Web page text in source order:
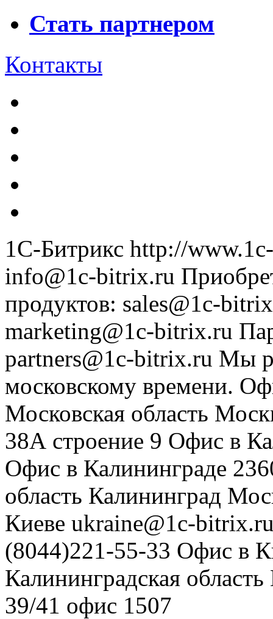
Стать партнером
Контакты
1С-Битрикс http://
info@1c-bitrix.ru
продуктов: sales@1c-
marketing@1c-bitrix.ru
partners@1c-bitrix.ru Мы
московскому времени.
Московская область
38А строение 9 Офис в
Офис в Калининграде
область Калининград
Киеве ukraine@1c-
(8044)221-55-33 Офис в
Калининградская область
39/41 офис 1507